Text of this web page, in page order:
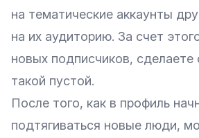
на тематические аккаунты
на их аудиторию. За счет
новых подписчиков, сделаете
такой пустой.
После того, как в профиль
подтягиваться новые люди,